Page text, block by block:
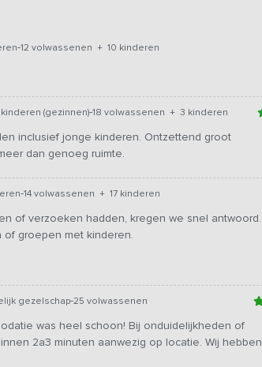
-12 volwassenen + 10 kinderen
(gezinnen)-18 volwassenen + 3 kinderen
inclusief jonge kinderen. Ontzettend groot
dan genoeg ruimte.
-14 volwassenen + 17 kinderen
of verzoeken hadden, kregen we snel antwoord.
groepen met kinderen.
gezelschap-25 volwassenen
was heel schoon! Bij onduidelijkheden of
2a3 minuten aanwezig op locatie. Wij hebben